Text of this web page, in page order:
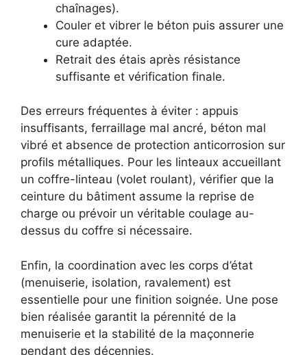
chaînages).
Couler et vibrer le béton puis assurer une
cure adaptée.
Retrait des étais après résistance
suffisante et vérification finale.
Des erreurs fréquentes à éviter : appuis
insuffisants, ferraillage mal ancré, béton mal
vibré et absence de protection anticorrosion sur
profils métalliques. Pour les linteaux accueillant
un coffre-linteau (volet roulant), vérifier que la
ceinture du bâtiment assume la reprise de
charge ou prévoir un véritable coulage au-
dessus du coffre si nécessaire.
Enfin, la coordination avec les corps d’état
(menuiserie, isolation, ravalement) est
essentielle pour une finition soignée. Une pose
bien réalisée garantit la pérennité de la
menuiserie et la stabilité de la maçonnerie
pendant des décennies.